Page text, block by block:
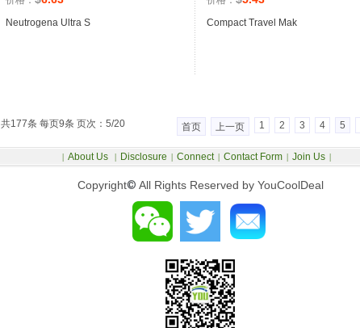
Neutrogena Ultra S Compact Travel Mak
共177条 每页9条 页次：5/20 首页 上一页 1 2 3 4 5
Copyright© All Rights Reserved by YouCoolDeal
| About Us | Disclosure | Connect | Contact Form | Join Us |